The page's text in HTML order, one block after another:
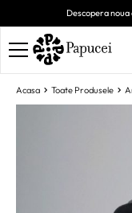
Descopera
Acasa Toate Produsele